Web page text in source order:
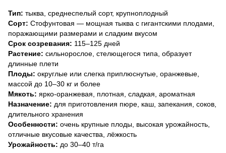
Тип: тыква, среднеспелый сорт, крупноплодный
Сорт: Стофунтовая — мощная тыква с гигантскими плодами,
поражающими размерами и сладким вкусом
Срок созревания: 115–125 дней
Растение: сильнорослое, стелющегося типа, образует
длинные плети
Плоды: округлые или слегка приплюснутые, оранжевые,
массой до 10–30 кг и более
Мякоть: ярко-оранжевая, плотная, сладкая, ароматная
Назначение: для приготовления пюре, каш, запекания, соков,
длительного хранения
Особенности: очень крупные плоды, высокая урожайность,
отличные вкусовые качества, лёжкость
Урожайность: до 30–40 т/га